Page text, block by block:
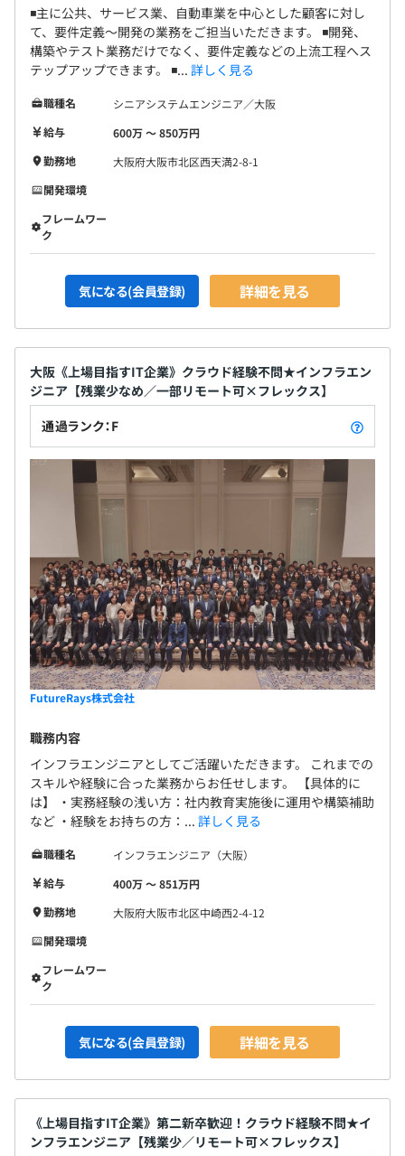
◾️主に公共、サービス業、自動車業を中心とした顧客に対し
て、要件定義～開発の業務をご担当いただきます。 ◾️開発、
構築やテスト業務だけでなく、要件定義などの上流工程へス
テップアップできます。 ◾... 詳しく見る
職種名
シニアシステムエンジニア／大阪
給与
600万 〜 850万円
勤務地
大阪府大阪市北区西天満2-8-1
開発環境
フレームワー
ク
気になる(会員登録) 詳細を見る
大阪《上場目指すIT企業》クラウド経験不問★インフラエン
ジニア【残業少なめ／一部リモート可×フレックス】
通過ランク：F
FutureRays株式会社
職務内容
インフラエンジニアとしてご活躍いただきます。 これまでの
スキルや経験に合った業務からお任せします。 【具体的に
は】 ・実務経験の浅い方：社内教育実施後に運用や構築補助
など ・経験をお持ちの方：... 詳しく見る
職種名
インフラエンジニア（大阪）
給与
400万 〜 851万円
勤務地
大阪府大阪市北区中崎西2-4-12
開発環境
フレームワー
ク
気になる(会員登録) 詳細を見る
《上場目指すIT企業》第二新卒歓迎！クラウド経験不問★イ
ンフラエンジニア【残業少／リモート可×フレックス】